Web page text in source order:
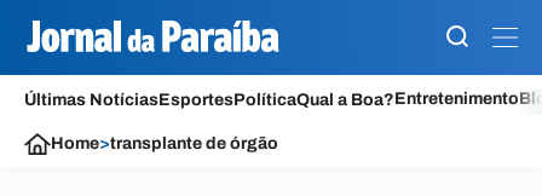
Últimas NotíciasEsportesPolíticaQual a Boa?Entretenimento
Home>transplante de órgão